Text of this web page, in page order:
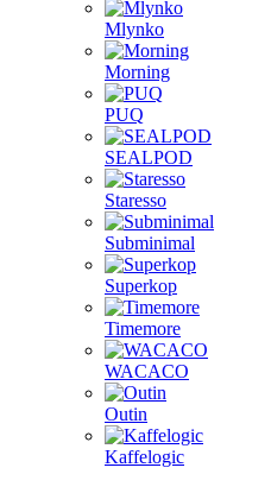
Mlynko
Morning
PUQ
SEALPOD
Staresso
Subminimal
Superkop
Timemore
WACACO
Outin
Kaffelogic